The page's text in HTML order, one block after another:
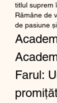
titlul suprem
Rămâne de
de pasiune
Farul: